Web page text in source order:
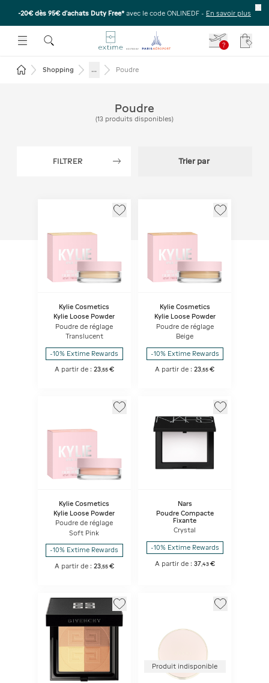
-20€ dès 95€ d’achats Duty Free* avec le code ONLINEDF - En savoir plus
MENU
OUVRIR LE SOUS-MENU
POUR OUVRIR LE SOUS-MENU
?
Revenir à la page d'accueil
Shopping ... Poudre
FILTRER Trier par
Poudre
(13 produits disponibles)
Kylie Cosmetics
Kylie Loose Powder
Poudre de réglage
Translucent
-10% Extime Rewards
A partir de : 23,55 €
Kylie Cosmetics
Kylie Loose Powder
Poudre de réglage
Beige
-10% Extime Rewards
A partir de :23,55 €
Kylie Cosmetics
Kylie Loose Powder
Poudre de réglage
Soft Pink
-10% Extime Rewards
A partir de : 23,55 €
Nars
Poudre Compacte
Fixante
Crystal
-10% Extime Rewards
A partir de : 37 43 €
Produit indisponible